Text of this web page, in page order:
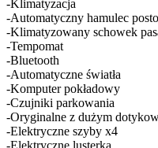
-Klimatyzacja
-Automatyczny hamulec
-Klimatyzowany schowek
-Tempomat
-Bluetooth
-Automatyczne światła
-Komputer pokładowy
-Czujniki parkowania
-Oryginalne z dużym
-Elektryczne szyby x4